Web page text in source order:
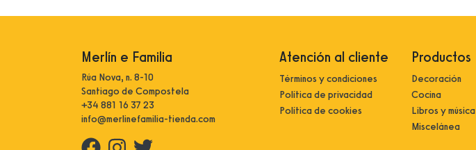
Merlín e Familia
Rúa Nova, n. 8-10
Santiago de Compostela
+34 881 16 37 23
info@merlinefamilia-tienda.com
Atención al cliente
Términos y condiciones
Política de privacidad
Política de cookies
Productos
Decoración
Cocina
Libros y música
Miscelánea